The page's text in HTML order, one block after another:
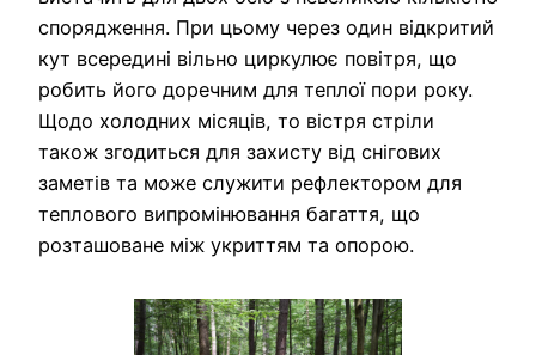
спорядження. При цьому через один відкритий
кут всередині вільно циркулює повітря, що
робить його доречним для теплої пори року.
Щодо холодних місяців, то вістря стріли
також згодиться для захисту від снігових
заметів та може служити рефлектором для
теплового випромінювання багаття, що
розташоване між укриттям та опорою.